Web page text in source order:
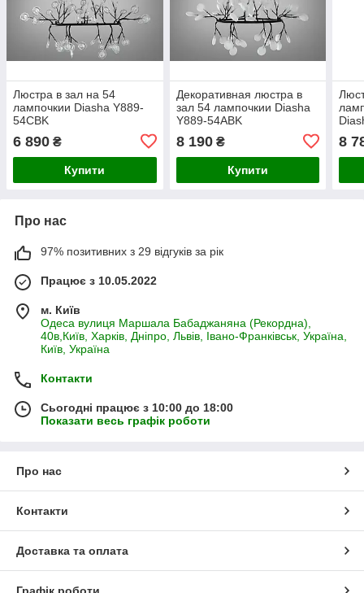
Люстра в зал на 54
лампочкии Diasha Y889-
54CBK
6 890 ₴
Купити
Декоративная люстра в
зал 54 лампочкии Diasha
Y889-54ABK
8 190₴
Купити
8
Про нас
97% позитивних з 29 відгуків за рік
Працює з 10.05.2022
м. Київ
Одеса вулиця Маршала Бабаджаняна (Рекордна),
40в,Київ, Харків, Дніпро, Львів, Івано-Франківськ, Україна,
Київ, Україна
Контакти
Сьогодні працює з 10:00 до 18:00
Показати весь графік роботи
Про нас
Контакти
Доставка та оплата